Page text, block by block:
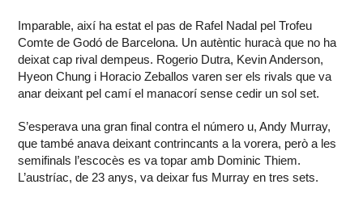
Imparable, així ha estat el pas de Rafel Nadal pel Trofeu
Comte de Godó de Barcelona. Un autèntic huracà que no ha
deixat cap rival dempeus. Rogerio Dutra, Kevin Anderson,
Hyeon Chung i Horacio Zeballos varen ser els rivals que va
anar deixant pel camí el manacorí sense cedir un sol set.
S’esperava una gran final contra el número u, Andy Murray,
que també anava deixant contrincants a la vorera, però a les
semifinals l’escocès es va topar amb Dominic Thiem.
L’austríac, de 23 anys, va deixar fus Murray en tres sets.